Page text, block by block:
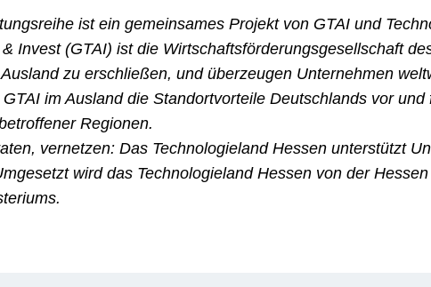
ist ein gemeinsames Projekt von GTAI und
Invest (GTAI) ist die Wirtschaftsförderungsgesellschaft
zu erschließen, und überzeugen Unternehmen
im Ausland die Standortvorteile Deutschlands vor
Regionen.
vernetzen: Das Technologieland Hessen unterstützt
wird das Technologieland Hessen von der